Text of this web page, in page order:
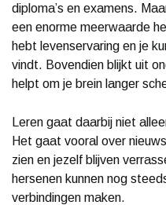
diploma’s en examens.
een enorme meerwaarde
hebt levenservaring en je
vindt. Bovendien blijkt uit
helpt om je brein langer
Leren gaat daarbij niet
Het gaat vooral over
zien en jezelf blijven
hersenen kunnen nog
verbindingen maken.